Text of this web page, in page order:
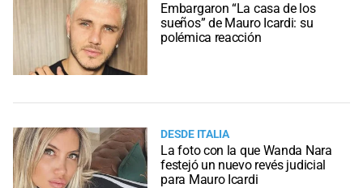
Embargaron “La casa de los
sueños” de Mauro Icardi: su
polémica reacción
DESDE ITALIA
La foto con la que Wanda Nara
festejó un nuevo revés judicial
para Mauro Icardi